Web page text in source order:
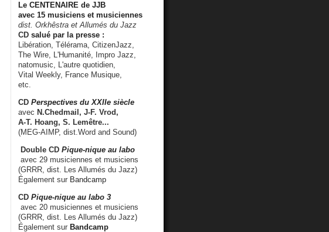
Le CENTENAIRE de JJB
avec 15 musiciens et musiciennes
dist. Orkhêstra et Allumés du Jazz
CD salué par la presse :
Libération, Télérama, CitizenJazz,
The Wire, L'Humanité, Impro Jazz,
natomusic, L'autre quotidien,
Vital Weekly, France Musique,
etc.
CD Perspectives du XXIIe siècle
avec N.Chedmail, J-F. Vrod,
A-T. Hoang, S. Lemêtre...
(MEG-AIMP, dist.Word and Sound)
Double CD Pique-nique au labo
avec 29 musiciennes et musiciens
(GRRR, dist. Les Allumés du Jazz)
Également sur Bandcamp
CD Pique-nique au labo 3
avec 20 musiciennes et musiciens
(GRRR, dist. Les Allumés du Jazz)
Également sur Bandcamp